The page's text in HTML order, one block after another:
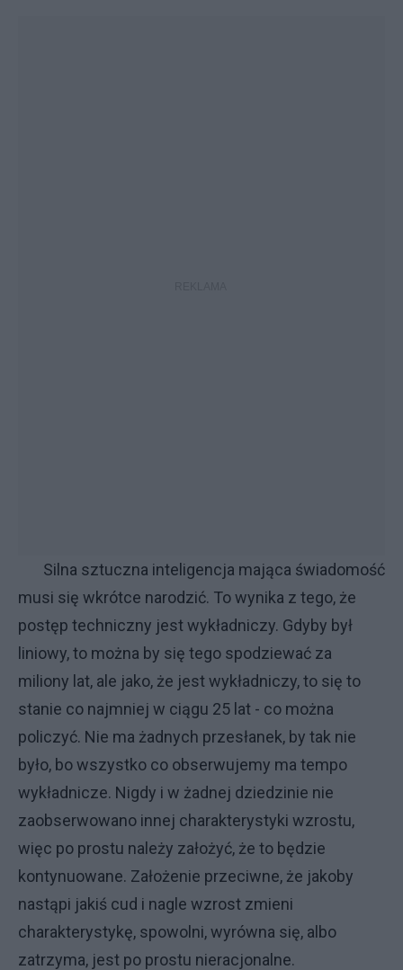
Silna sztuczna inteligencja mająca świadomość
musi się wkrótce narodzić. To wynika z tego, że
postęp techniczny jest wykładniczy. Gdyby był
liniowy, to można by się tego spodziewać za
miliony lat, ale jako, że jest wykładniczy, to się to
stanie co najmniej w ciągu 25 lat - co można
policzyć. Nie ma żadnych przesłanek, by tak nie
było, bo wszystko co obserwujemy ma tempo
wykładnicze. Nigdy i w żadnej dziedzinie nie
zaobserwowano innej charakterystyki wzrostu,
więc po prostu należy założyć, że to będzie
kontynuowane. Założenie przeciwne, że jakoby
nastąpi jakiś cud i nagle wzrost zmieni
charakterystykę, spowolni, wyrówna się, albo
zatrzyma, jest po prostu nieracjonalne.